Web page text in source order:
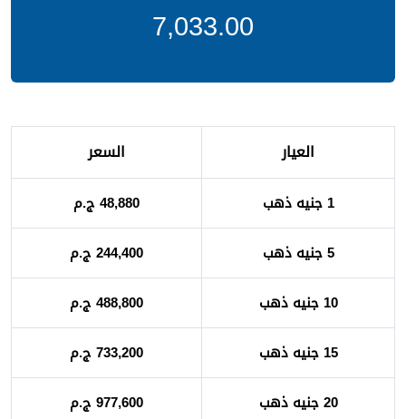
7,033.00
العيار السعر
1 جنيه ذهب
48,880 ج.م
5 جنيه ذهب
244,400 ج.م
10 جنيه ذهب
488,800 ج.م
15 جنيه ذهب
733,200 ج.م
20 جنيه ذهب
977,600 ج.م